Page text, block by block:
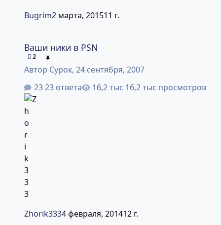
Bugrim2 марта, 201511 г.
Ваши ники в PSN
2
Автор Сурок, 24 сентября, 2007
23 ответа
16,2 тыс просмотров
Zhorik3334 февраля, 201412 г.